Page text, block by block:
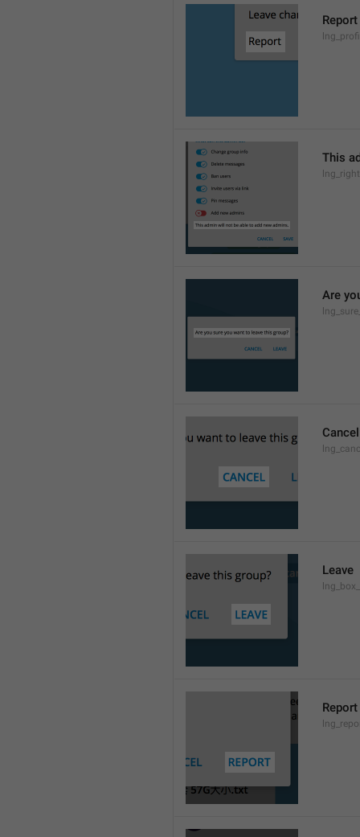
Report
This
Are
Cancel
Leave
Report